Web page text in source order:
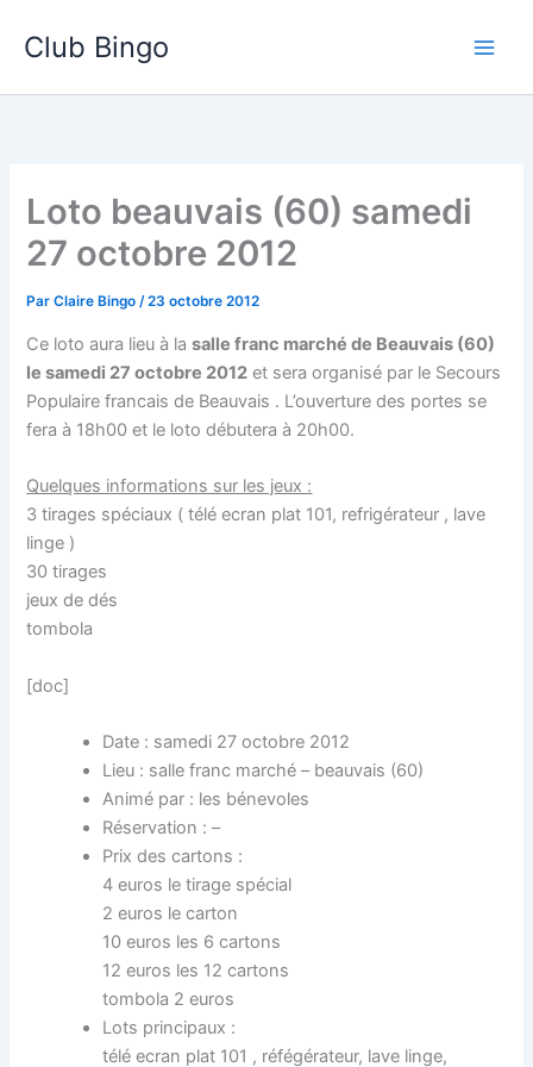
Club Bingo
Loto beauvais (60) samedi
27 octobre 2012
ParClaire Bingo/23 octobre 2012
Ce loto aura lieu à lasalle franc marché de Beauvais (60)
le samedi 27 octobre 2012 et sera organisé par le Secours
Populaire francais de Beauvais . L’ouverture des portes se
fera à 18h00 et le loto débutera à 20h00.
Quelques informations sur les jeux :
3 tirages spéciaux ( télé ecran plat 101, refrigérateur , lave
linge )
30 tirages
jeux de dés
tombola
[doc]
Date : samedi 27 octobre 2012
Lieu : salle franc marché – beauvais (60)
Animé par : les bénevoles
Réservation : –
Prix des cartons :
4 euros le tirage spécial
2 euros le carton
10 euros les 6 cartons
12 euros les 12 cartons
tombola 2 euros
Lots principaux :
télé ecran plat 101 , réfégérateur, lave linge,